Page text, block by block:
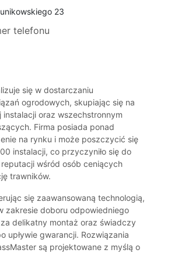
23
telefonu
się w dostarczaniu
ogrodowych, skupiając się na
oraz wszechstronnym
Firma posiada ponad
na rynku i może poszczycić się
instalacji, co przyczyniło się do
wśród osób ceniących
trawników.
się zaawansowaną technologią,
zakresie doboru odpowiedniego
delikatny montaż oraz świadczy
upływie gwarancji. Rozwiązania
są projektowane z myślą o